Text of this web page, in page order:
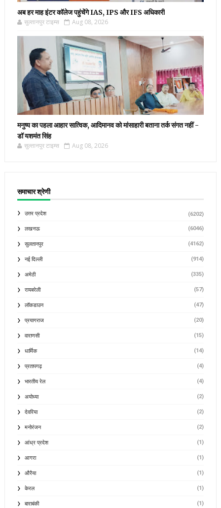
अब हर माह इंटर कॉलेज पहुंचेंगे IAS, IPS और IFS अधिकारी
सुल्तानपुर टाइम्स Aug 08, 2026
मनुष्य का पहला आहार सात्विक, आदिमानव को मांसाहारी बताना तर्क संगत नहीं -
डॉ यशमंत सिंह
सुल्तानपुर टाइम्स Aug 08, 2026
समाचार श्रेणी
उत्तर प्रदेश (6202)
लखनऊ (6046)
सुलतानपुर (4162)
नई दिल्ली (914)
अमेठी (335)
रायबरेली (57)
लॉकडाउन (47)
प्रयागराज (20)
वाराणसी (15)
धार्मिक (14)
प्रतापगढ़ (4)
भारतीय रेल (4)
अयोध्या (2)
देवरिया (2)
मनोरंजन (2)
आंध्र प्रदेश (1)
आगरा (1)
औरैया (1)
केरल (1)
बाराबंकी (1)